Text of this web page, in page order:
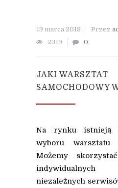
19 marca 2018 Przez
2319
0
JAKI WARSZTAT
SAMOCHODOWY
Na rynku istnieją
wyboru warsztatu
Możemy
niezależnych